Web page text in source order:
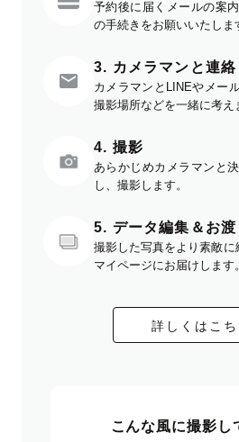
予約後に届くメールの案
の手続きをお願いいたしま
3. カメラマンと連絡
カメラマンとLINEやメー
撮影場所などを一緒に考え
4. 撮影
あらかじめカメラマンと
し、撮影します。
5. データ編集＆お渡
撮影した写真をより素敵
マイページにお届けします。
詳しくはこち
こんな風に撮影し